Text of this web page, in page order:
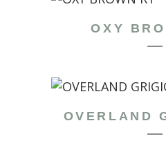
OXY
OVERLAND